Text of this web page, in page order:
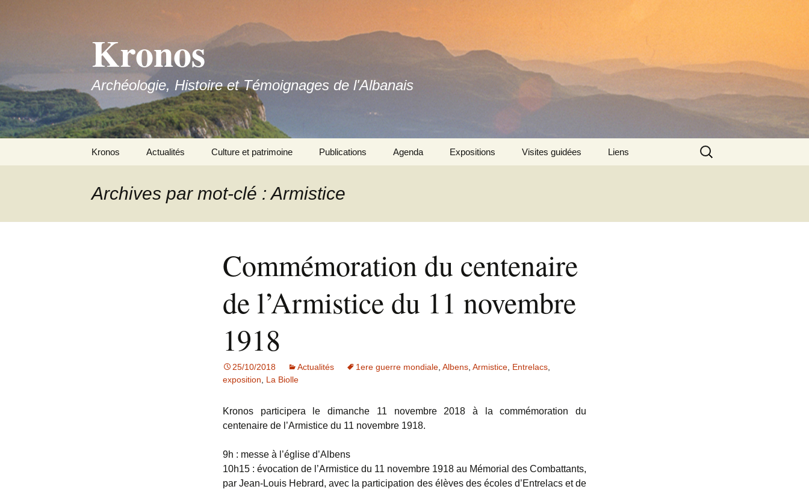
Kronos
Archéologie, Histoire et Témoignages de l'Albanais
Kronos Actualités Culture et patrimoine Publications Agenda Expositions Visites guidées Liens
Rechercher :
Archives par mot-clé : Armistice
Commémoration du centenaire
de l’Armistice du 11 novembre
1918
25/10/2018 Actualités 1ere guerre mondiale Albens Armistice Entrelacs
exposition
La Biolle
Kronos participera le dimanche 11 novembre 2018 à la commémoration du
centenaire de l’Armistice du 11 novembre 1918.
9h : messe à l’église d’Albens
10h15 : évocation de l’Armistice du 11 novembre 1918 au Mémorial des Combattants,
par Jean-Louis Hebrard, avec la participation des élèves des écoles d’Entrelacs et de